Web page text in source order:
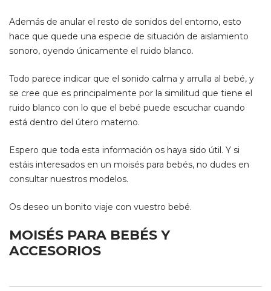
Además de anular el resto de sonidos del entorno, esto
hace que quede una especie de situación de aislamiento
sonoro, oyendo únicamente el ruido blanco.
Todo parece indicar que el sonido calma y arrulla al bebé, y
se cree que es principalmente por la similitud que tiene el
ruido blanco con lo que el bebé puede escuchar cuando
está dentro del útero materno.
Espero que toda esta información os haya sido útil. Y si
estáis interesados en un moisés para bebés, no dudes en
consultar nuestros modelos.
Os deseo un bonito viaje con vuestro bebé.
MOISÉS PARA BEBÉS Y
ACCESORIOS